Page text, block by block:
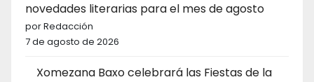
novedades literarias para el mes de agosto
por Redacción
7 de agosto de 2026
Xomezana Baxo celebrará las Fiestas de la